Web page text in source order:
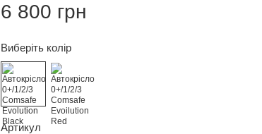
6 800 грн
Виберіть колір
Артикул